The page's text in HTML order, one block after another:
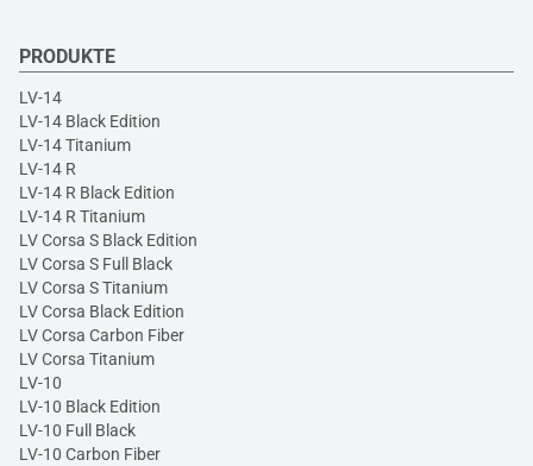
PRODUKTE
LV-14
LV-14 Black Edition
LV-14 Titanium
LV-14 R
LV-14 R Black Edition
LV-14 R Titanium
LV Corsa S Black Edition
LV Corsa S Full Black
LV Corsa S Titanium
LV Corsa Black Edition
LV Corsa Carbon Fiber
LV Corsa Titanium
LV-10
LV-10 Black Edition
LV-10 Full Black
LV-10 Carbon Fiber